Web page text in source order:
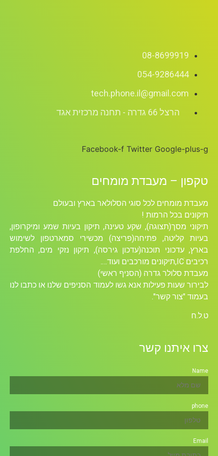
08-8699919
054-9286444
tech.phone.il@gmail.com
הרצל 66 גדרה - תחנה מרכזית אגד
Facebook-f Twitter Google-plus-g
טקפון – מעבדת מומחים
מעבדת מומחים לכל סוגי הסלולאר בארץ ובעולם
תיקונים בכל הרמות !
תיקוני מסך(תצוגה), שקע טעינה, תיקון בעיות שמע ומיקרופון,
בעיות קליטה, פתיחה(פריצה) מכשירי סמארטפון לשימוש
בארץ, עדכוני תוכנה(עדכון גירסה), תיקון נזקי מים, החלפת
רכיבים ICׁ,תיקונים מורכבים ועוד….
מעבדת סלולר גדרה (הסניף ראשי)
לבירור שעות פעילות אנא גשו לעמוד הסניפים שלנו או כתבו לנו
בעמוד "צור קשר".
ט.ל.ח
צרו איתנו קשר
Name
phone
Email